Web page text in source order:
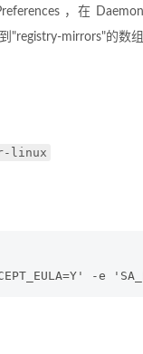
，在
"registry-mirrors"的
linux